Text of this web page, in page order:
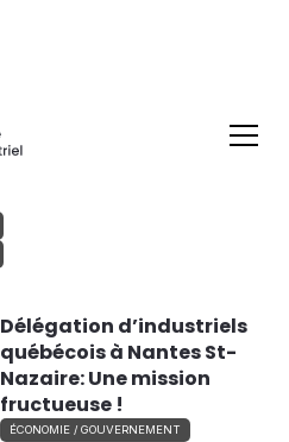
Délégation d’industriels
québécois à Nantes St-
Nazaire: Une mission
fructueuse !
ÉCONOMIE / GOUVERNEMENT